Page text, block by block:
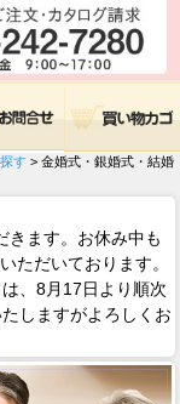
す > 金婚式・銀婚式・結婚
ます。お休み中も
ただいております。
、8月17日より順次
しますがよろしくお